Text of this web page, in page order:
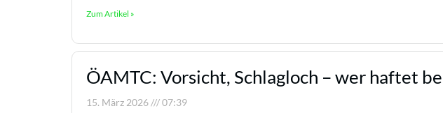
Zum Artikel »
ÖAMTC: Vorsicht, Schlagloch – wer haftet
15. März 2026 07:39